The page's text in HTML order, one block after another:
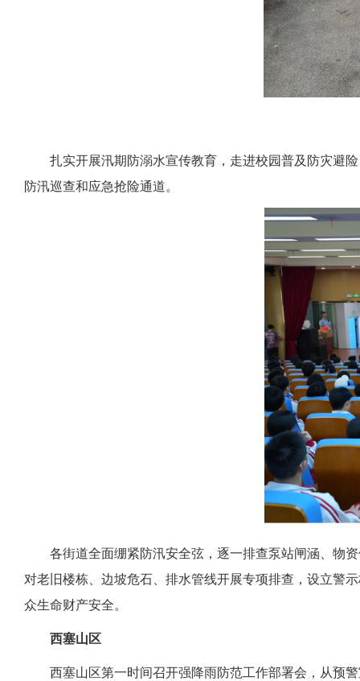
扎实开展汛期防溺水宣传教育，走进校园普及防灾避
防汛巡查和应急抢险通道。
各街道全面绷紧防汛安全弦，逐一排查泵站闸涵、物
对老旧楼栋、边坡危石、排水管线开展专项排查，设立警
众生命财产安全。
西塞山区
西塞山区第一时间召开强降雨防范工作部署会，从预